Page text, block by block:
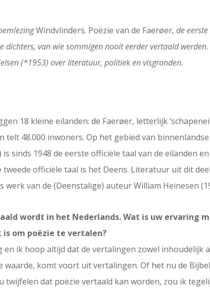
Windvlinders. Poëzie van de Faerøer, de
dichters, van wie sommigen nooit eerder vertaald
(*1953) over literatuur, politiek en visgronden.
18 kleine eilanden: de Faerøer, letterlijk
48.000 inwoners. Op het gebied van
sinds 1948 de eerste officiële taal van de eilanden en
officiële taal is het Deens. Literatuur uit dit
van de (Deenstalige) auteur William Heinesen
wordt in het Nederlands. Wat is uw ervaring
om poëzie te vertalen?
ik hoop altijd dat de vertalingen zowel inhoudelijk
komt voort uit vertalingen. Of het nu de
twijfelen dat poëzie vertaald kan worden, zou ik